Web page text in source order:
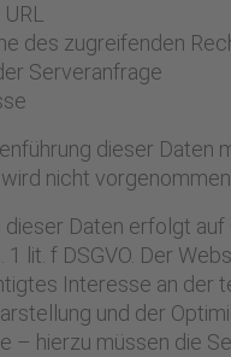
des zugreifenden
Serveranfrage
dieser Daten
nicht vorgenommen.
dieser Daten erfolgt auf
1 lit. f DSGVO. Der
Interesse an der
und der
– hierzu müssen die